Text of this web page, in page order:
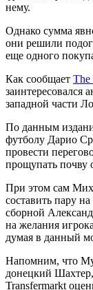
нему.
Однако сумма
они решили
еще одного
Как сообщает The
заинтересовался
западной части
По данным
футболу Дарио
провести
прощупать почву
При этом сам
составить пару
сборной
на желания
думая в данный
Напомним, что
донецкий Шахтер,
Transfermarkt